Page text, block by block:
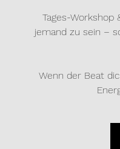
Tages-
jemand zu sein –
Wenn der Beat